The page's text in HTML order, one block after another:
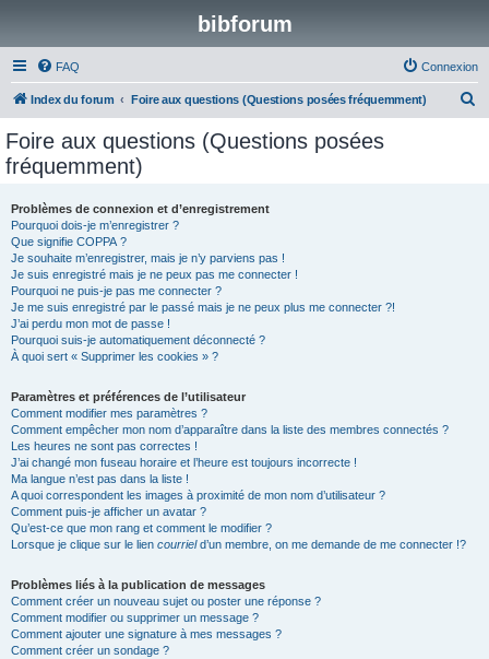
bibforum
FAQ Connexion
Index du forum Foire aux questions (Questions posées fréquemment)
Foire aux questions (Questions posées
fréquemment)
Problèmes de connexion et d’enregistrement
Pourquoi dois-je m’enregistrer ?
Que signifie COPPA ?
Je souhaite m’enregistrer, mais je n’y parviens pas !
Je suis enregistré mais je ne peux pas me connecter !
Pourquoi ne puis-je pas me connecter ?
Je me suis enregistré par le passé mais je ne peux plus me connecter ?!
J’ai perdu mon mot de passe !
Pourquoi suis-je automatiquement déconnecté ?
À quoi sert « Supprimer les cookies » ?
Paramètres et préférences de l’utilisateur
Comment modifier mes paramètres ?
Comment empêcher mon nom d’apparaître dans la liste des membres connectés ?
Les heures ne sont pas correctes !
J’ai changé mon fuseau horaire et l’heure est toujours incorrecte !
Ma langue n’est pas dans la liste !
A quoi correspondent les images à proximité de mon nom d’utilisateur ?
Comment puis-je afficher un avatar ?
Qu’est-ce que mon rang et comment le modifier ?
Lorsque je clique sur le lien courrield’un membre, on me demande de me connecter !?
Problèmes liés à la publication de messages
Comment créer un nouveau sujet ou poster une réponse ?
Comment modifier ou supprimer un message ?
Comment ajouter une signature à mes messages ?
Comment créer un sondage ?